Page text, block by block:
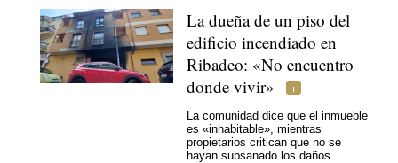
La dueña de un piso del
edificio incendiado en
Ribadeo: «No encuentro
donde vivir»
La comunidad dice que el inmueble
es «inhabitable», mientras
propietarios critican que no se
hayan subsanado los daños